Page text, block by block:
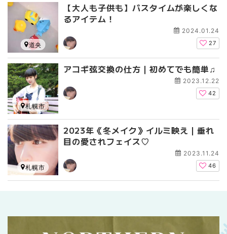
【大人も子供も】バスタイムが楽しくな
るアイテム！
2024.01.24
27
道央
アコギ弦交換の仕方｜初めてでも簡単♫
2023.12.22
42
札幌市
2023年《冬メイク》イルミ映え｜垂れ
目の愛されフェイス♡
2023.11.24
46
札幌市